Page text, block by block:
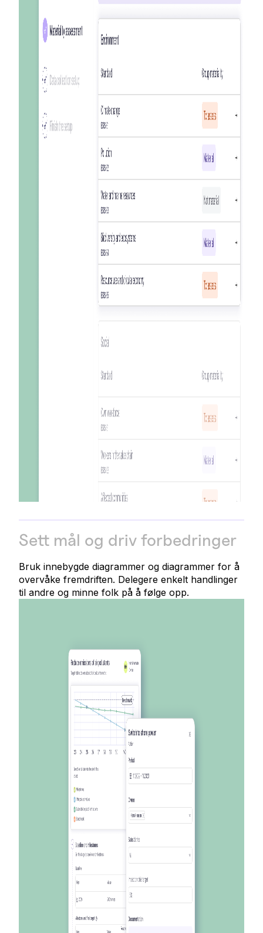
Sett mål og driv forbedringer
Bruk innebygde diagrammer og diagrammer for å
overvåke fremdriften. Delegere enkelt handlinger
til andre og minne folk på å følge opp.